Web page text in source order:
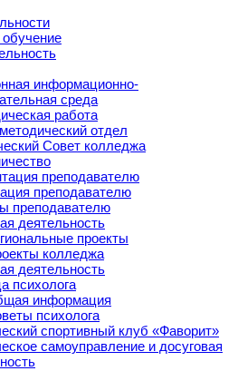
обучение
информационно-
среда
работа
отдел
Совет колледжа
преподавателю
преподавателю
преподавателю
деятельность
проекты
колледжа
деятельность
психолога
информация
психолога
спортивный клуб «Фаворит»
самоуправление и досуговая